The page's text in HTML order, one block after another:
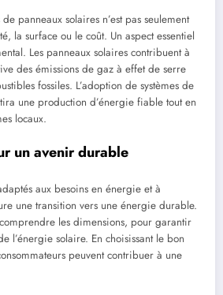
panneaux solaires n’est pas seulement
la surface ou le coût. Un aspect essentiel
Les panneaux solaires contribuent à
des émissions de gaz à effet de serre
fossiles. L’adoption de systèmes de
une production d’énergie fiable tout en
locaux.
un avenir durable
aux besoins en énergie et à
une transition vers une énergie durable.
les dimensions, pour garantir
l’énergie solaire. En choisissant le bon
peuvent contribuer à une